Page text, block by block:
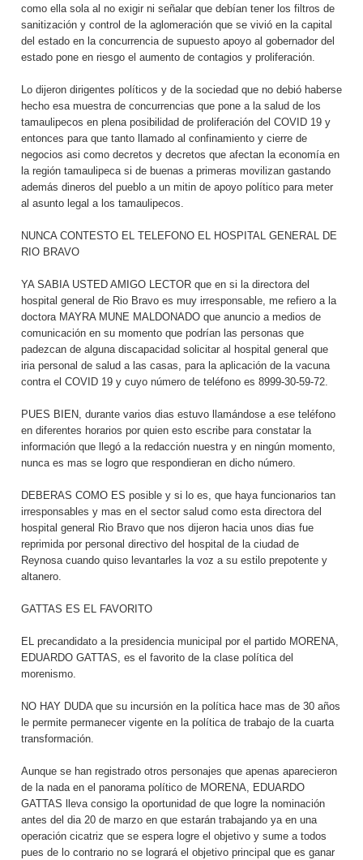
como ella sola al no exigir ni señalar que debían tener los filtros de
sanitización y control de la aglomeración que se vivió en la capital
del estado en la concurrencia de supuesto apoyo al gobernador del
estado pone en riesgo el aumento de contagios y proliferación.
Lo dijeron dirigentes políticos y de la sociedad que no debió haberse
hecho esa muestra de concurrencias que pone a la salud de los
tamaulipecos en plena posibilidad de proliferación del COVID 19 y
entonces para que tanto llamado al confinamiento y cierre de
negocios asi como decretos y decretos que afectan la economía en
la región tamaulipeca si de buenas a primeras movilizan gastando
además dineros del pueblo a un mitin de apoyo político para meter
al asunto legal a los tamaulipecos.
NUNCA CONTESTO EL TELEFONO EL HOSPITAL GENERAL DE
RIO BRAVO
YA SABIA USTED AMIGO LECTOR que en si la directora del
hospital general de Rio Bravo es muy irresponsable, me refiero a la
doctora MAYRA MUNE MALDONADO que anuncio a medios de
comunicación en su momento que podrían las personas que
padezcan de alguna discapacidad solicitar al hospital general que
iria personal de salud a las casas, para la aplicación de la vacuna
contra el COVID 19 y cuyo número de teléfono es 8999-30-59-72.
PUES BIEN, durante varios dias estuvo llamándose a ese teléfono
en diferentes horarios por quien esto escribe para constatar la
información que llegó a la redacción nuestra y en ningún momento,
nunca es mas se logro que respondieran en dicho número.
DEBERAS COMO ES posible y si lo es, que haya funcionarios tan
irresponsables y mas en el sector salud como esta directora del
hospital general Rio Bravo que nos dijeron hacia unos dias fue
reprimida por personal directivo del hospital de la ciudad de
Reynosa cuando quiso levantarles la voz a su estilo prepotente y
altanero.
GATTAS ES EL FAVORITO
EL precandidato a la presidencia municipal por el partido MORENA,
EDUARDO GATTAS, es el favorito de la clase política del
morenismo.
NO HAY DUDA que su incursión en la política hace mas de 30 años
le permite permanecer vigente en la política de trabajo de la cuarta
transformación.
Aunque se han registrado otros personajes que apenas aparecieron
de la nada en el panorama político de MORENA, EDUARDO
GATTAS lleva consigo la oportunidad de que logre la nominación
antes del dia 20 de marzo en que estarán trabajando ya en una
operación cicatriz que se espera logre el objetivo y sume a todos
pues de lo contrario no se logrará el objetivo principal que es ganar